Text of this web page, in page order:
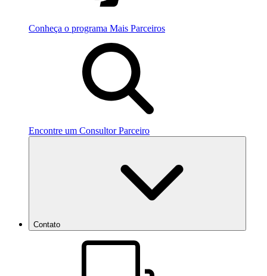
Conheça o programa Mais Parceiros
Encontre um Consultor Parceiro
Contato